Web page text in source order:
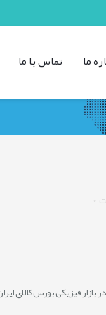
ما تماس با ما
فیزیکی بورس‌کالای